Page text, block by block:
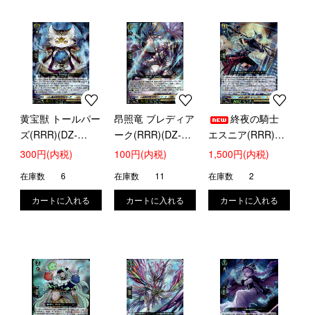
黄宝獣 トールパー
ズ(RRR)(DZ-
SS16/016)
300円(内税)
在庫数 6
昂照竜 ブレディア
ーク(RRR)(DZ-
SS16/017)
100円(内税)
在庫数 11
終夜の騎士
エスニア(RRR)
(DZ-SS16/018)
1,500円(内税)
在庫数 2